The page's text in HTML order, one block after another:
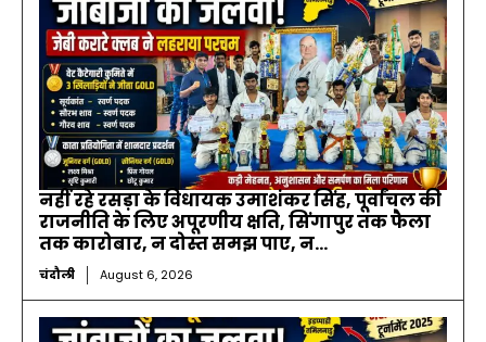
नहीं रहे रसड़ा के विधायक उमाशंकर सिंह, पूर्वांचल की
राजनीति के लिए अपूरणीय क्षति, सिंगापुर तक फैला
तक कारोबार, न दोस्त समझ पाए, न...
चंदौली August 6, 2026